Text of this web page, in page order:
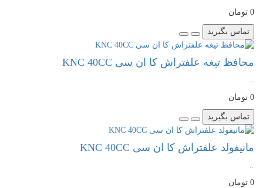
0 تومان
تماس بگیرید
محافظ تیغه علفتراش کا ان سی KNC 40CC
..
0 تومان
تماس بگیرید
مانیفولد علفتراش کا ان سی KNC 40CC
..
0 تومان